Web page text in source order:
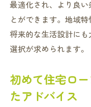
初回相談時
住宅ローン
守口市での
成功例
地元の金融
最適化され、より良
とができます。地域
将来的な生活設計に
選択が求められます。
初めて住宅ロ
たアドバイス